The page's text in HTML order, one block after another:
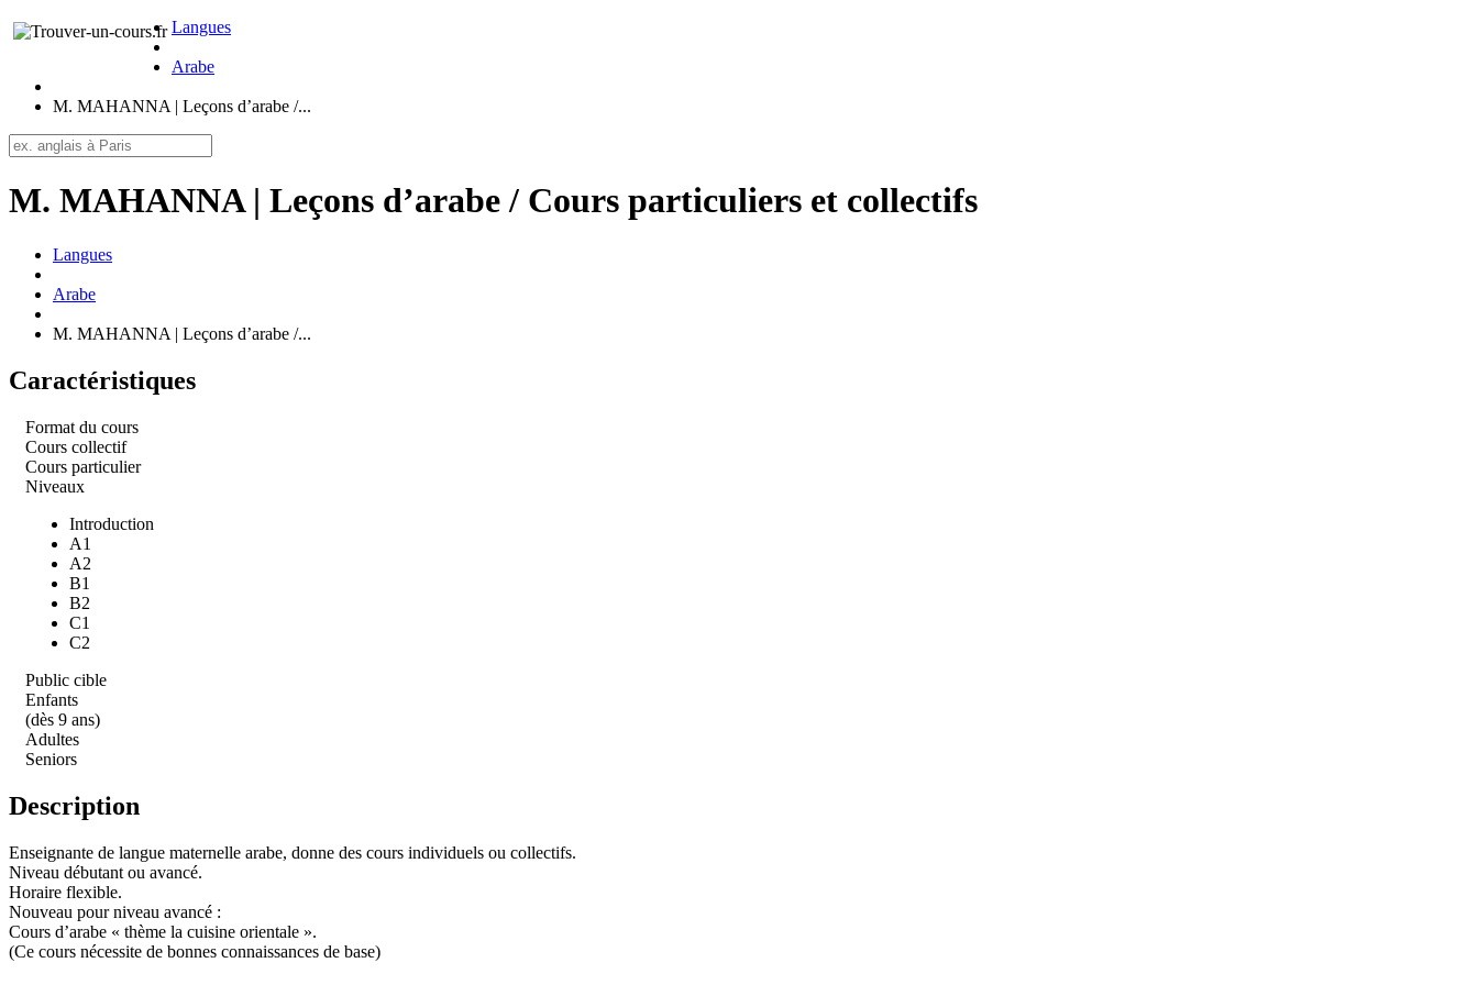
Langues
Arabe
M. MAHANNA | Leçons d’arabe /...
M. MAHANNA | Leçons d’arabe / Cours particuliers et collectifs
Langues
Arabe
M. MAHANNA | Leçons d’arabe /...
Caractéristiques
Format du cours
Cours collectif
Cours particulier
Niveaux
Introduction
A1
A2
B1
B2
C1
C2
Public cible
Enfants
(dès 9 ans)
Adultes
Seniors
Description
Enseignante de langue maternelle arabe, donne des cours individuels ou collectifs.
Niveau débutant ou avancé.
Horaire flexible.
Nouveau pour niveau avancé :
Cours d’arabe « thème la cuisine orientale ».
(Ce cours nécessite de bonnes connaissances de base)